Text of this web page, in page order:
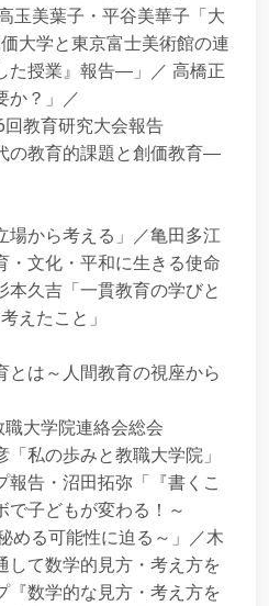
玉美葉子・平谷美華子「大
大学と東京富士美術館の連
た授業』報告―」／ 高橋正
か？」／
教育研究大会報告
の教育的課題と創価教育―
場から考える」／亀田多江
・文化・平和に生きる使命
本久吉「一貫教育の学びと
えたこと」
とは～人間教育の視座から
大学院連絡会総会
私の歩みと教職大学院」
告・沼田拓弥「『書くこ
で子どもが変わる！～
める可能性に迫る～」／木
して数学的見方・考え方を
数学的な見方・考え方を